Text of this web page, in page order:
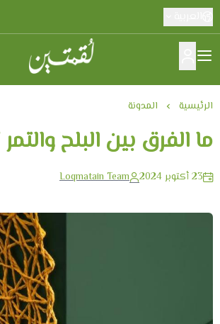
لقمتين
الرئيسية المدونة
ما الفرق بين البلح
23 أكتوبر 2024 Loqmatain Team